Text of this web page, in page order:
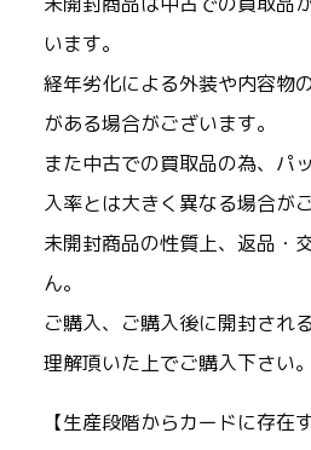
います。
経年劣化による外装や内容物
がある場合がございます。
また中古での買取品の為、パ
入率とは大きく異なる場合が
未開封商品の性質上、返品・
ん。
ご購入、ご購入後に開封され
理解頂いた上でご購入下さい。
【生産段階からカードに存在